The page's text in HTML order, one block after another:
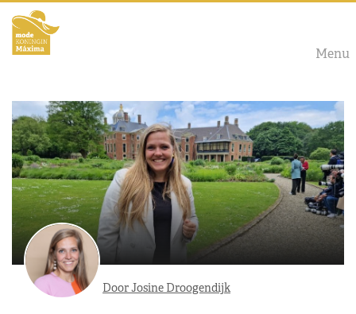
Menu
Door Josine Droogendijk